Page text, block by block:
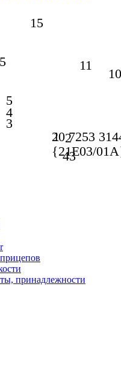
принадлежности
43
11
20 7253
{21Е03/
2
3
4
5
10
1
15